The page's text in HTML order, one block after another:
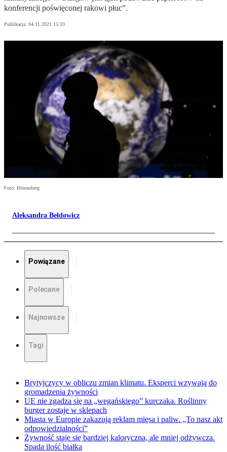
konferencji poświęconej rakowi płuc”.
Publikacja: 04.11.2021 15:33
Foto: Bloomberg
Aleksandra Bełdowicz
Powiązane
Polecane
Najnowsze
Tagi
Brytyjczycy w obliczu zmian klimatu. Eksperci wzywają do
gromadzenia żywności
UE nie zgadza się na „wegańskiego” kurczaka. Roślinny
burger zostaje w sklepach
Miasta w Europie zakazują reklam mięsa i paliw. „To nasz akt
odpowiedzialności”
Żywność staje się bardziej kaloryczna, ale mniej odżywcza.
Spada ilość białka